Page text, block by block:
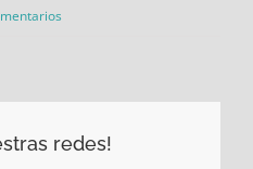
redes!